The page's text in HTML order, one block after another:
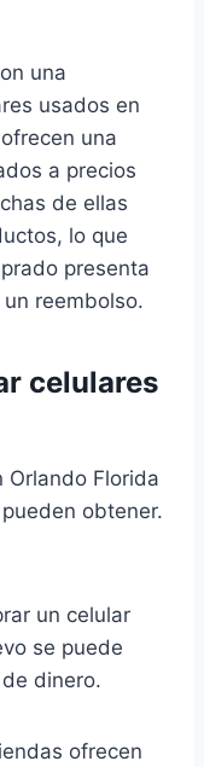
una
usados en
una
a precios
de ellas
lo que
presenta
reembolso.
celulares
Orlando Florida
obtener.
un celular
se puede
dinero.
ofrecen